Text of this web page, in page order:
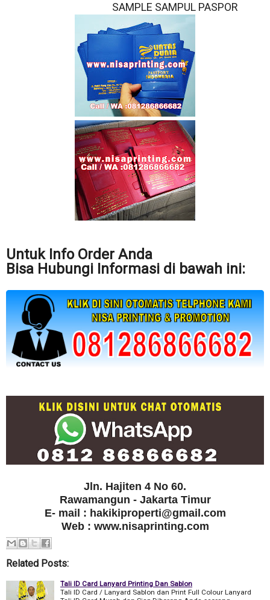
SAMPLE SAMPUL PASPOR
Untuk Info Order Anda
Bisa Hubungi Informasi di bawah ini:
Jln. Hajiten 4 No 60.
Rawamangun - Jakarta Timur
E- mail : hakikiproperti@gmail.com
Web : www.nisaprinting.com
Related Posts:
Tali ID Card Lanyard Printing Dan Sablon
Tali ID Card / Lanyard Sablon dan Print Full Colour Lanyard